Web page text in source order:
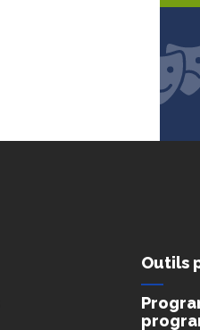
Outils